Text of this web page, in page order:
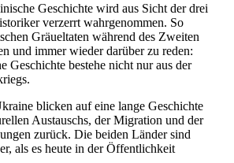
Geschichte wird aus Sicht der drei
verzerrt wahrge­nommen. So
Gräuel­taten während des Zweiten
und immer wieder darüber zu reden:
Geschichte bestehe nicht nur aus der
blicken auf eine lange Geschichte
Austauschs, der Migration und der
zurück. Die beiden Länder sind
als es heute in der Öffent­lichkeit